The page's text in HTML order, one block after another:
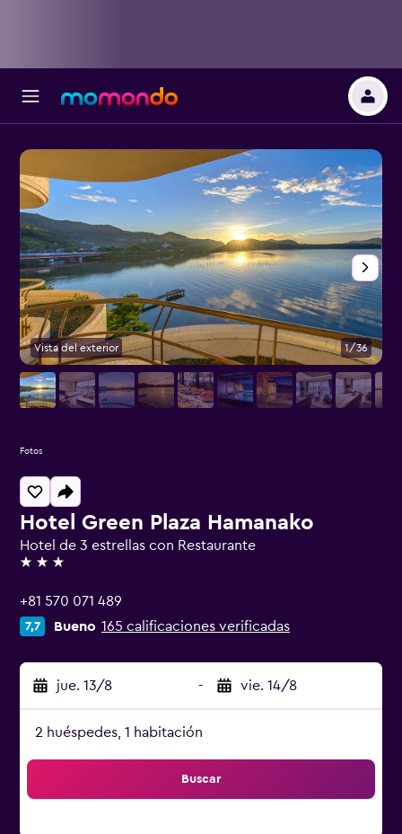
Hotel Green Plaza Hamanako
Hotel de 3 estrellas con Restaurante
3 estrellas
+81 570 071 489
7,7 Bueno 165 calificaciones verificadas
jue. 13/8 - vie. 14/8
2 huéspedes, 1 habitación
Buscar
Vista del exterior 1/36
Fotos